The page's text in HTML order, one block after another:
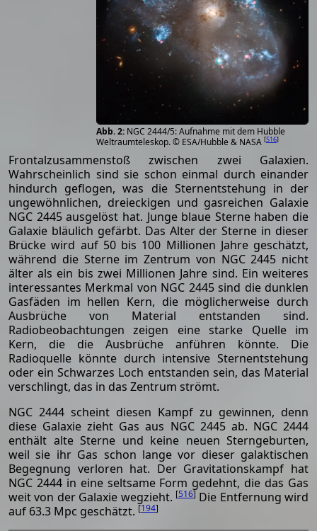
NGC 2444/5: Aufnahme mit dem Hubble
Weltraumteleskop. © ESA/Hubble & NASA [516]
Frontalzusammenstoß zwischen zwei Galaxien.
Wahrscheinlich sind sie schon einmal durch einander
hindurch geflogen, was die Sternentstehung in der
ungewöhnlichen, dreieckigen und gasreichen Galaxie
NGC 2445 ausgelöst hat. Junge blaue Sterne haben die
Galaxie bläulich gefärbt. Das Alter der Sterne in dieser
Brücke wird auf 50 bis 100 Millionen Jahre geschätzt,
während die Sterne im Zentrum von NGC 2445 nicht
älter als ein bis zwei Millionen Jahre sind. Ein weiteres
interessantes Merkmal von NGC 2445 sind die dunklen
Gasfäden im hellen Kern, die möglicherweise durch
Ausbrüche von Material entstanden sind.
Radiobeobachtungen zeigen eine starke Quelle im
Kern, die die Ausbrüche anführen könnte. Die
Radioquelle könnte durch intensive Sternentstehung
oder ein Schwarzes Loch entstanden sein, das Material
verschlingt, das in das Zentrum strömt.
NGC 2444 scheint diesen Kampf zu gewinnen, denn
diese Galaxie zieht Gas aus NGC 2445 ab. NGC 2444
enthält alte Sterne und keine neuen Sterngeburten,
weil sie ihr Gas schon lange vor dieser galaktischen
Begegnung verloren hat. Der Gravitationskampf hat
NGC 2444 in eine seltsame Form gedehnt, die das Gas
weit von der Galaxie wegzieht. [516] Die Entfernung wird
auf 63.3 Mpc geschätzt. [194]